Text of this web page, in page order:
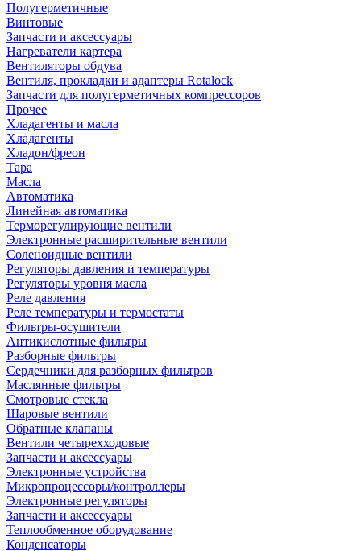
Полугерметичные
Винтовые
Запчасти и аксессуары
Нагреватели картера
Вентиляторы обдува
Вентиля, прокладки и адаптеры Rotalock
Запчасти для полугерметичных компрессоров
Прочее
Хладагенты и масла
Хладагенты
Хладон/фреон
Тара
Масла
Автоматика
Линейная автоматика
Терморегулирующие вентили
Электронные расширительные вентили
Соленоидные вентили
Регуляторы давления и температуры
Регуляторы уровня масла
Реле давления
Реле температуры и термостаты
Фильтры-осушители
Антикислотные фильтры
Разборные фильтры
Сердечники для разборных фильтров
Маслянные фильтры
Смотровые стекла
Шаровые вентили
Обратные клапаны
Вентили четырехходовые
Запчасти и аксессуары
Электронные устройства
Микропроцессоры/контроллеры
Электронные регуляторы
Запчасти и аксессуары
Теплообменное оборудование
Конденсаторы